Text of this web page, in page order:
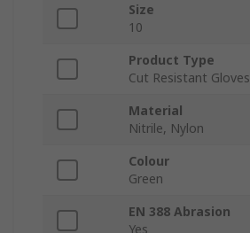
Size
10
Product Type
Cut Resistant Gloves
Material
Nitrile, Nylon
Colour
Green
EN 388 Abrasion
Yes